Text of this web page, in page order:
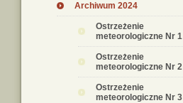
Archiwum 2024
Ostrzeżenie
meteorologiczne Nr 1
Ostrzeżenie
meteorologiczne Nr 2
Ostrzeżenie
meteorologiczne Nr 3